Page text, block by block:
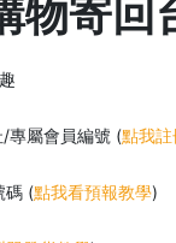
物寄回
專屬會員編號 (點我註
碼 (點我看預報教學)